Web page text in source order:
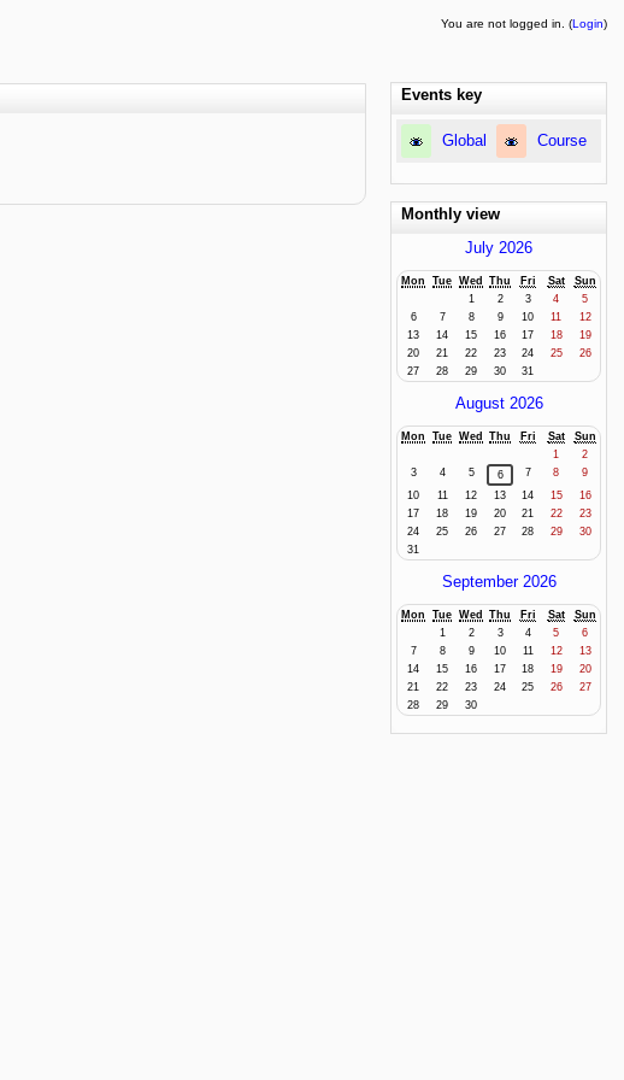
You are not logged in. (Login)
Events key
Global Course
Monthly view
July 2026
Mon Tue Wed Thu Fri Sat
Sun
1
2 3 4
5
6
7 8 9 10 11
12
13
14 15 16 17 18
19
20
21 22 23 24 25
26
27
28 29 30 31
August 2026
Mon Tue Wed Thu Fri Sat
Sun
1
2
3
4 5 6 7 8
9
10
11 12 13 14 15
16
17
18 19 20 21 22
23
24
25 26 27 28 29
30
31
September 2026
Mon Tue Wed Thu Fri Sat
Sun
1
2 3 4 5
6
7
8 9 10 11 12
13
14
15 16 17 18 19
20
21
22 23 24 25 26
27
28
29 30